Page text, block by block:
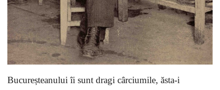
Bucureșteanului îi sunt dragi cârciumile, ăsta-i